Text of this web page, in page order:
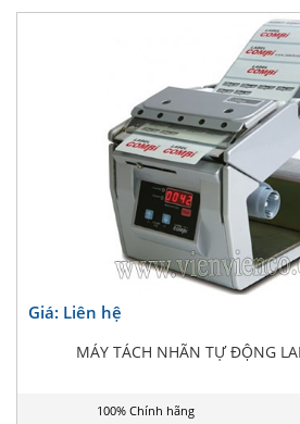
Giá: Liên hệ
MÁY TÁCH NHÃN TỰ ĐỘNG
100% Chính hãng